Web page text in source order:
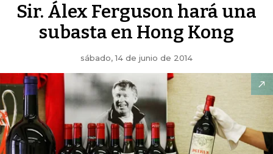
Sir. Álex Ferguson hará una
subasta en Hong Kong
sábado, 14 de junio de 2014